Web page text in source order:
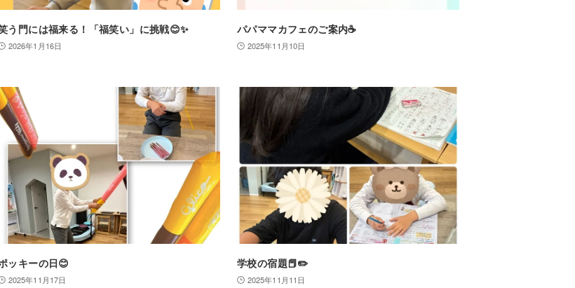
う門には福来る！「福笑い」に挑戦😊✨
2026年1月16日
パパママカフェのご案内☕
2025年11月10日
ッキーの日😊
2025年11月17日
学校の宿題📕✏️
2025年11月11日